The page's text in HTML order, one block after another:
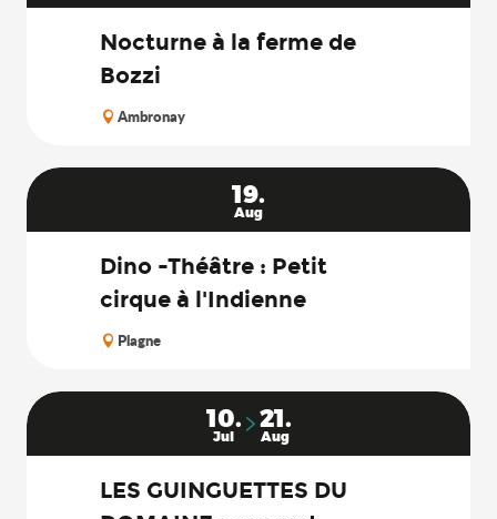
Nocturne à la ferme de
Bozzi
Ambronay
19.
Aug
Dino -Théâtre : Petit
cirque à l'Indienne
Plagne
10.
Jul
21.
Aug
LES GUINGUETTES DU